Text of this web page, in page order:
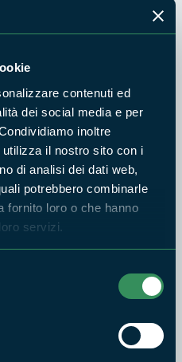
contenuti ed
dei social media e per
inoltre
il nostro sito con i
di analisi dei dati web,
potrebbero combinarle
fornito loro o che hanno
servizi.
giardino fronte-retro alla
located on the Via
of Vejano, about 45
from Viterbo and 10
Oriolo station, just a few
easy drive to both Rome's
Lakes Bracciano and Vico
distance.
recently renovated.
separate entrance. The
bedrooms with own private